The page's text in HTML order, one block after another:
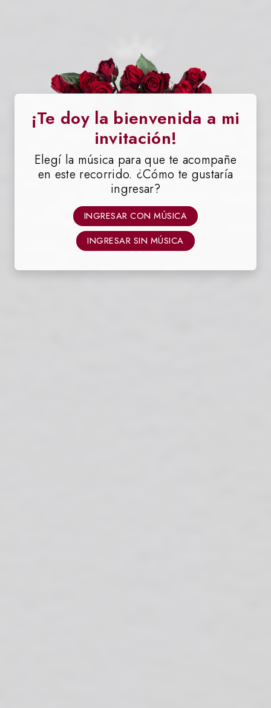
Priscila
¡Te doy la bienvenida a mi
invitación!
Elegí la música para que te acompañe
en este recorrido. ¿Cómo te gustaría
ingresar?
INGRESAR CON MÚSICA
INGRESAR SIN MÚSICA